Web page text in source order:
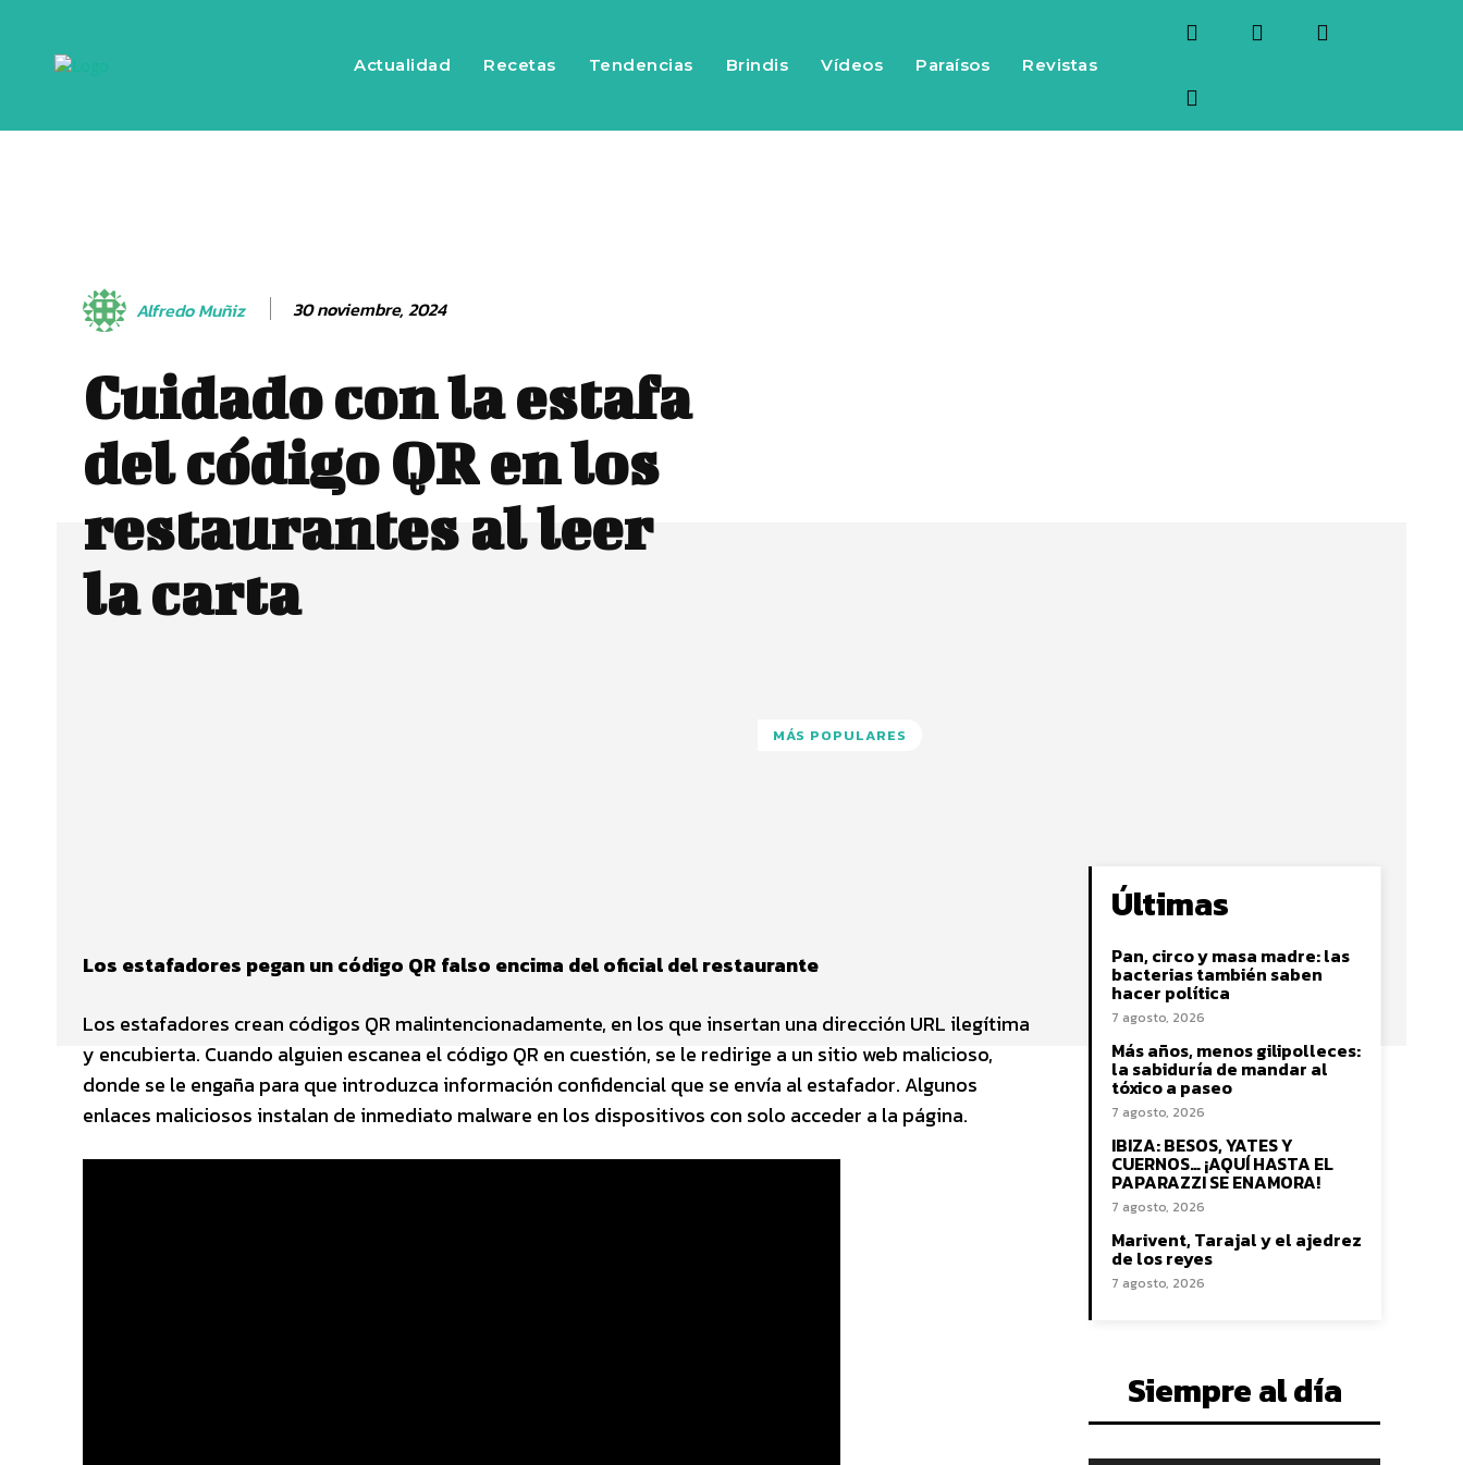
Actualidad Recetas Tendencias Brindis Vídeos Paraísos Revistas
Alfredo Muñiz 30 noviembre, 2024
Cuidado con la estafa
del código QR en los
restaurantes al leer
la carta
MÁS POPULARES
Los estafadores pegan un código QR falso encima del oficial del restaurante
Los estafadores crean códigos QR malintencionadamente, en los que insertan una dirección URL ilegítima
y encubierta. Cuando alguien escanea el código QR en cuestión, se le redirige a un sitio web malicioso,
donde se le engaña para que introduzca información confidencial que se envía al estafador. Algunos
enlaces maliciosos instalan de inmediato malware en los dispositivos con solo acceder a la página.
Últimas
Pan, circo y masa madre: las
bacterias también saben
hacer política
7 agosto, 2026
Más años, menos gilipolleces:
la sabiduría de mandar al
tóxico a paseo
7 agosto, 2026
IBIZA: BESOS, YATES Y
CUERNOS… ¡AQUÍ HASTA EL
PAPARAZZI SE ENAMORA!
7 agosto, 2026
Marivent, Tarajal y el ajedrez
de los reyes
7 agosto, 2026
Siempre al día